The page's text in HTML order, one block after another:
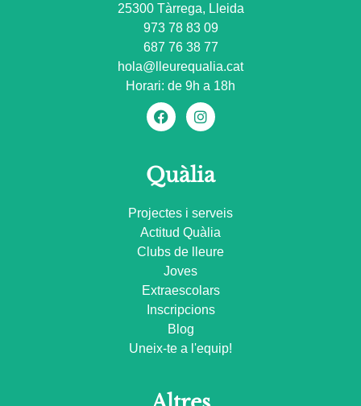
25300 Tàrrega, Lleida
973 78 83 09
687 76 38 77
hola@lleurequalia.cat
Horari: de 9h a 18h
Quàlia
Projectes i serveis
Actitud Quàlia
Clubs de lleure
Joves
Extraescolars
Inscripcions
Blog
Uneix-te a l'equip!